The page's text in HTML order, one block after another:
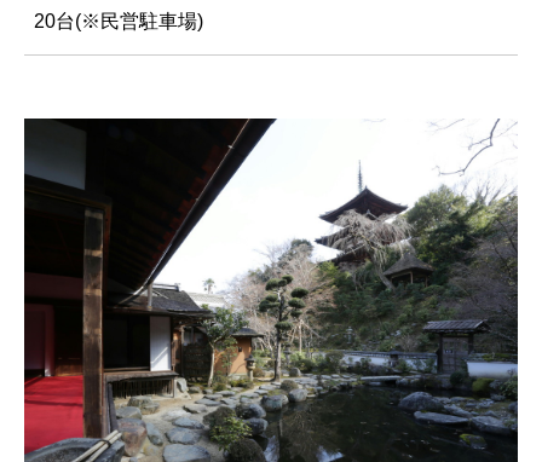
20台(※民営駐車場)